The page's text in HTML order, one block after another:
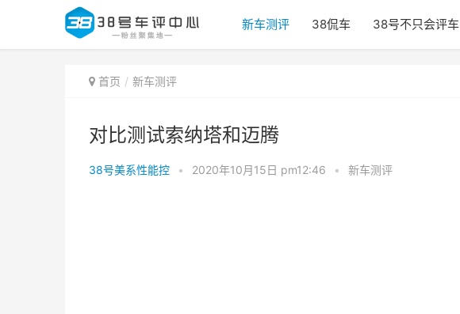
新车测评 38侃车 38号不只会评车
首页 新车测评
对比测试索纳塔和迈腾
38号美系性能控 • 2020年10月15日 pm12:46 • 新车测评